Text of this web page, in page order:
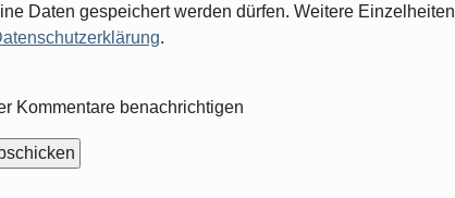
Daten gespeichert werden dürfen. Weitere Einzelheiten
.
Kommentare benachrichtigen